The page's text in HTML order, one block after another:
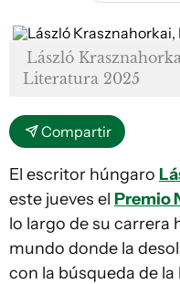
László
Literatura 2025
Compartir
El escritor húngaro
este jueves el Premio
lo largo de su carrera
mundo donde la
con la búsqueda de la